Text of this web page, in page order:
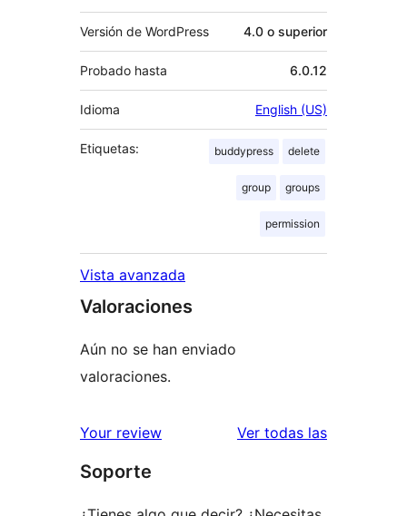
Versión de WordPress 4.0 o superior
Probado hasta 6.0.12
Idioma English (US)
Etiquetas: buddypress delete
group groups
permission
Vista avanzada
Valoraciones
Aún no se han enviado
valoraciones.
Your review Ver todas las
Soporte